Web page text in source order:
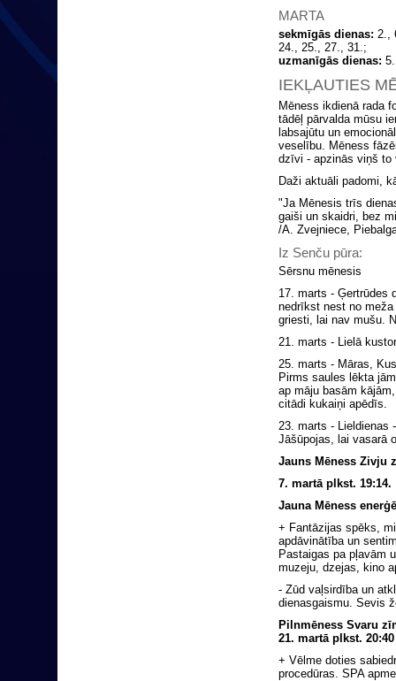
MARTA
sekmīgās dienas: 2.,
24., 25., 27., 31.;
uzmanīgās dienas:
IEKĻAUTIES
Mēness ikdienā rada
tādēļ pārvalda mūsu
labsajūtu un
veselību. Mēness
dzīvi - apzinās viņš to
Daži aktuāli padomi,
"Ja Mēnesis trīs
gaiši un skaidri, bez
/A. Zvejniece,
Iz Senču pūra:
Sērsnu mēnesis
17. marts - Ģertrūdes
nedrīkst nest no
griesti, lai nav mušu.
21. marts - Lielā
25. marts - Māras,
Pirms saules lēkta
ap māju basām
citādi kukaiņi apēdīs.
23. marts - Lieldienas
Jāšūpojas, lai vasarā
Jauns Mēness Zivju
7. martā plkst. 19:14.
Jauna Mēness
+ Fantāzijas spēks,
apdāvinātība un
Pastaigas pa pļavām
muzeju, dzejas, kino
- Zūd vaļsirdība un
dienasgaismu. Sevis
Pilnmēness Svaru
21. martā plkst. 20:40
+ Vēlme doties
procedūras. SPA